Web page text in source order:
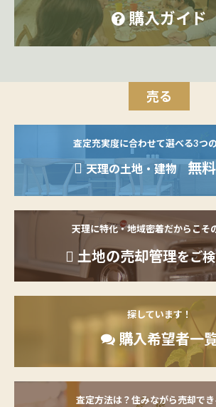
購入ガイド
売る
査定充実度に合わせて選べる3つ
天理の土地・建物 無
天理に特化・地域密着だからこそ
土地の売却管理をご
探しています！
購入希望者一
査定方法は？住みながら売却でき